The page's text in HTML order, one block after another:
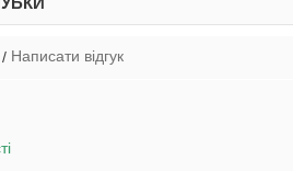
/ Написати відгук